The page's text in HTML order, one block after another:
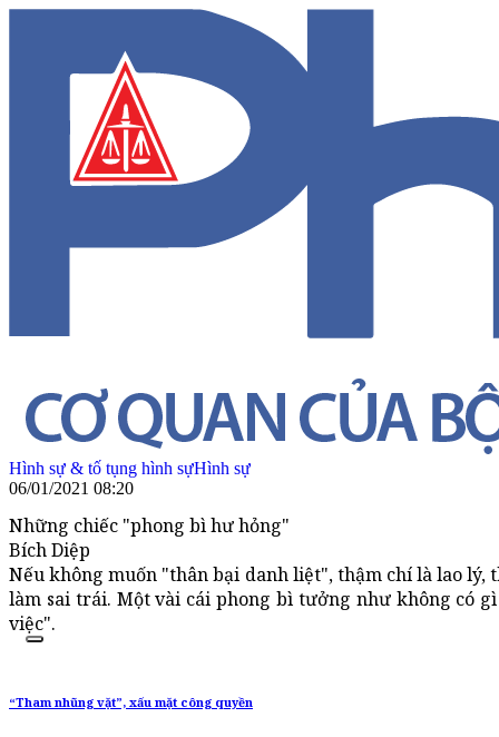
Hình sự & tố tụng hình sựHình sự
06/01/2021 08:20
Những chiếc "phong bì hư hỏng"
Bích Diệp
Nếu không muốn "thân bại danh liệt", thậm chí là lao
làm sai trái. Một vài cái phong bì tưởng như không có
việc".
“Tham nhũng vặt”, xấu mặt công quyền